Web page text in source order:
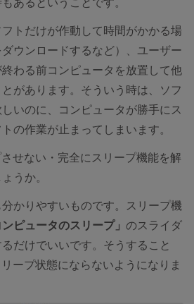
トだけが作動して時間がかかる場
ウンロードするなど）、ユーザー
わる前コンピュータを放置して他
があります。そういう時は、ソフ
いのに、コンピュータが勝手にス
の作業が止まってしまいます。
せない・完全にスリープ機能を解
うか。
かりやすいものです。スリープ機
ンピュータのスリープ」 のスライダ
だけでいいです。そうすること
ープ状態にならないようになりま